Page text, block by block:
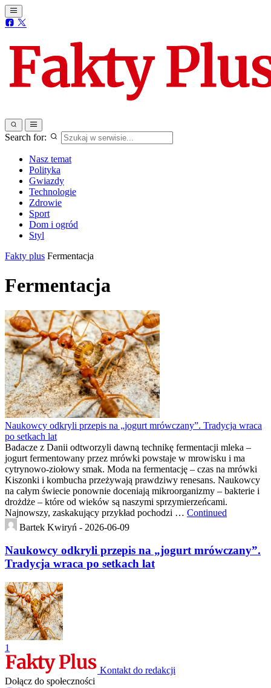
Search for:
Nasz temat
Polityka
Gwiazdy
Technologie
Zdrowie
Sport
Dom i ogród
Styl
Fakty plus Fermentacja
Fermentacja
Naukowcy odkryli przepis na „jogurt mrówczany”. Tradycja wraca
po setkach lat
Badacze z Danii odtworzyli dawną technikę fermentacji mleka –
jogurt fermentowany przez mrówki powstaje w mrowisku i ma
cytrynowo-ziołowy smak. Moda na fermentację – czas na mrówki
Kiszonki i kombucha przeżywają prawdziwy renesans. Naukowcy
na całym świecie ponownie doceniają mikroorganizmy – bakterie i
drożdże – które od wieków są naszymi sprzymierzeńcami.
Najnowszy, zaskakujący przykład pochodzi … Continued
Bartek Kwiryń - 2026-06-09
Naukowcy odkryli przepis na „jogurt mrówczany”.
Tradycja wraca po setkach lat
1
Kontakt do redakcji
Dołącz do społeczności